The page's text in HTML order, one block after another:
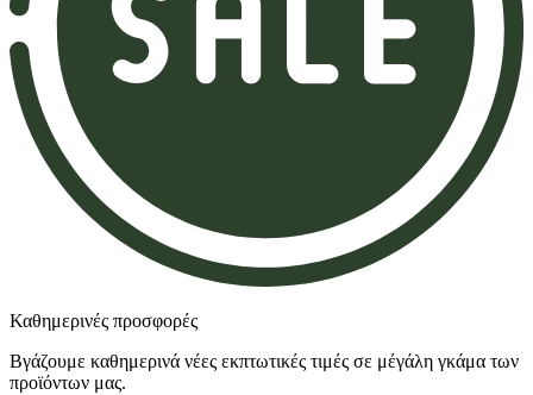
Καθημερινές προσφορές
Βγάζουμε καθημερινά νέες εκπτωτικές τιμές σε μέγάλη γκάμα των
προϊόντων μας.